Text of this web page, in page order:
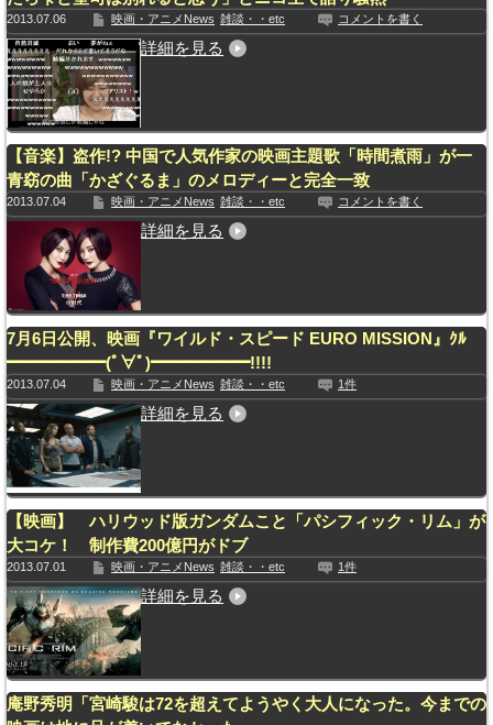
2013.07.06 映画・アニメNews 雑談・・etc コメントを書く
詳細を見る
【音楽】盗作!? 中国で人気作家の映画主題歌「時間煮雨」が一
青窈の曲「かざぐるま」のメロディーと完全一致
2013.07.04 映画・アニメNews 雑談・・etc コメントを書く
詳細を見る
7月6日公開、映画『ワイルド・スピード EURO MISSION』ｸﾙ
━━━━━━(ﾟ∀ﾟ)━━━━━━!!!!
2013.07.04 映画・アニメNews 雑談・・etc 1件
詳細を見る
【映画】 ハリウッド版ガンダムこと「パシフィック・リム」が
大コケ！ 制作費200億円がドブ
2013.07.01 映画・アニメNews 雑談・・etc 1件
詳細を見る
庵野秀明「宮崎駿は72を超えてようやく大人になった。今までの